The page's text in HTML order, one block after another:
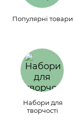
Популярні товари
Набори для
творчості